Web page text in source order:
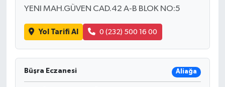
YENI MAH.GÜVEN CAD.42 A-B BLOK NO:5
Yol Tarifi Al 0 (232) 500 16 00
Büşra Eczanesi Aliağa